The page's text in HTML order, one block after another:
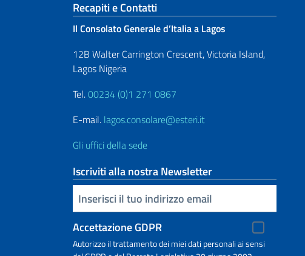
Sezione footer
Recapiti e Contatti
Il Consolato Generale d’Italia a Lagos
12B Walter Carrington Crescent, Victoria Island,
Lagos Nigeria
Tel.00234 (0)1 271 0867
E-mail. lagos.consolare@esteri.it
Gli uffici della sede
Iscriviti alla nostra Newsletter
Inserisci la tua email
Accettazione GDPR
Autorizzo il trattamento dei miei dati personali ai sensi